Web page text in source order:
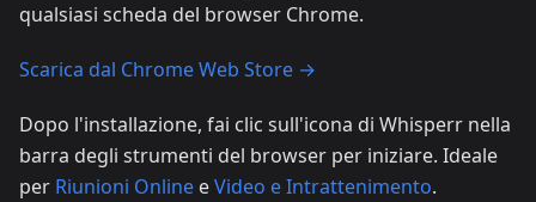
qualsiasi scheda del browser Chrome.
Scarica dal Chrome Web Store →
Dopo l'installazione, fai clic sull'icona di Whisperr nella
barra degli strumenti del browser per iniziare. Ideale
per Riunioni Online eVideo e Intrattenimento.